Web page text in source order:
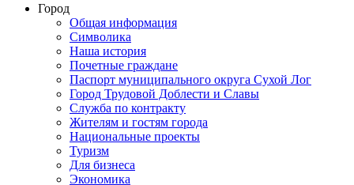
Город
Общая информация
Символика
Наша история
Почетные граждане
Паспорт муниципального округа Сухой Лог
Город Трудовой Доблести и Славы
Служба по контракту
Жителям и гостям города
Национальные проекты
Туризм
Для бизнеса
Экономика